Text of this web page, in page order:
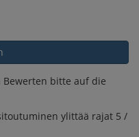
bitte auf die
ylittää rajat 5 /